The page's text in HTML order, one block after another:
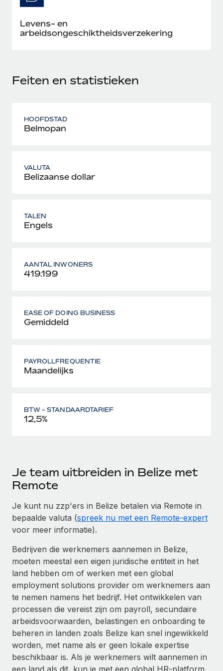
Levens- en
arbeidsongeschiktheidsverzekering
Feiten en statistieken
HOOFDSTAD
Belmopan
VALUTA
Belizaanse dollar
TALEN
Engels
AANTAL INWONERS
419.199
EASE OF DOING BUSINESS
Gemiddeld
PAYROLLFREQUENTIE
Maandelijks
BTW - STANDAARDTARIEF
12,5%
Je team uitbreiden in Belize met
Remote
Je kunt nu zzp'ers in Belize betalen via Remote in
bepaalde valuta (spreek nu met een Remote-expert
voor meer informatie).
Bedrijven die werknemers aannemen in Belize,
moeten meestal een eigen juridische entiteit in het
land hebben om of werken met een global
employment solutions provider om werknemers aan
te nemen namens het bedrijf. Het ontwikkelen van
processen die vereist zijn om payroll, secundaire
arbeidsvoorwaarden, belastingen en onboarding te
beheren in landen zoals Belize kan snel ingewikkeld
worden, met name als er geen lokale expertise
beschikbaar is. Als je werknemers wilt aannemen in
een land als dit, kun je met een global HR-platform